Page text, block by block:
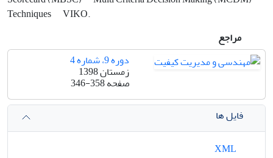
Techniques
VIKO.
مراجع
دوره 9، شماره 4
زمستان 1398
صفحه346-358
فایل ها